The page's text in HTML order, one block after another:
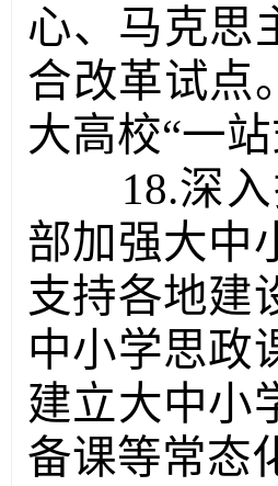
心、马克思
合改革试点
大高校“一
18.深
部加强大中
支持各地建
中小学思政
建立大中小
备课等常态